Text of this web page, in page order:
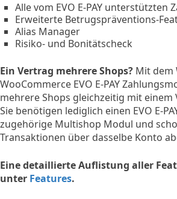
Alle vom EVO E-PAY unterstützten
Erweiterte Betrugspräventions-
Alias Manager
Risiko- und Bonitätscheck
Ein Vertrag mehrere Shops? Mit dem
WooCommerce EVO E-PAY
mehrere Shops gleichzeitig mit
Sie benötigen lediglich einen EVO E-
zugehörige Multishop Modul und
Transaktionen über dasselbe Konto
Eine detaillierte Auflistung aller
unter Features.